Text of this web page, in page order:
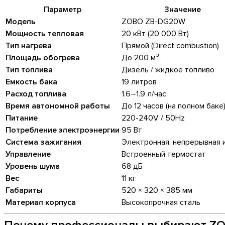
Параметр
Значение
Модель
ZOBO ZB-DG20W
Мощность тепловая
20 кВт (20 000 Вт)
Тип нагрева
Прямой (Direct combustion)
Площадь обогрева
До 200 м³
Тип топлива
Дизель / жидкое топливо
Емкость бака
19 литров
Расход топлива
1.6–1.9 л/час
Время автономной работы
До 12 часов (на полном баке)
Питание
220-240V / 50Hz
Потребление электроэнергии 95 Вт
Система зажигания
Электронная, непрерывная
Управление
Встроенный термостат
Уровень шума
68 дБ
Вес
11 кг
Габариты
520 × 320 × 385 мм
Материал корпуса
Высокопрочная сталь